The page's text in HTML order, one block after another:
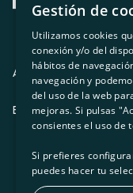
Contacte
Actualitat
El racó de la sòcia
Premsa
Treballa amb
Avis legalPolítica de
ES CAGLEU
Gestión de
Utilizamos cookies
conexión y/o del
hábitos de
navegación y
del uso de la web
mejoras. Si pulsas
consientes el uso de
Si prefieres
puedes hacer tu